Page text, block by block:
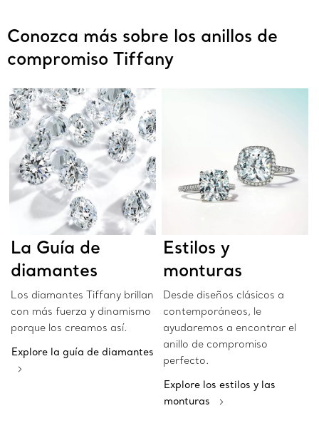
Conozca más sobre los anillos de
compromiso Tiffany
La Guía de
diamantes
Los diamantes Tiffany brillan
con más fuerza y dinamismo
porque los creamos así.
Explore la guía de diamantes
Estilos y
monturas
Desde diseños clásicos a
contemporáneos, le
ayudaremos a encontrar el
anillo de compromiso
perfecto.
Explore los estilos y las
monturas